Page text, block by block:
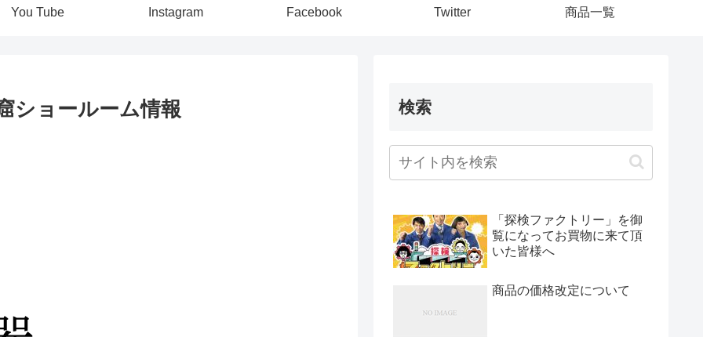
You Tube Instagram Facebook Twitter 商品一覧
ショールーム情報 検索
「探検ファクトリー」を御
覧になってお買物に来て頂
いた皆様へ
商品の価格改定について